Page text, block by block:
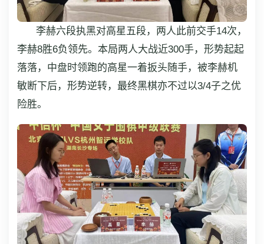
李赫六段执黑对高星五段，两人此前交手14次，
李赫8胜6负领先。本局两人大战近300手，形势起起
落落，中盘时领跑的高星一着扳头随手，被李赫机
敏断下后，形势逆转，最终黑棋亦不过以3/4子之优
险胜。